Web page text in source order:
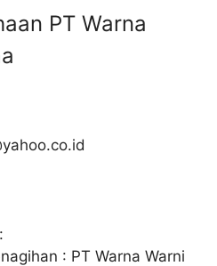
PT Warna
: PT Warna Warni